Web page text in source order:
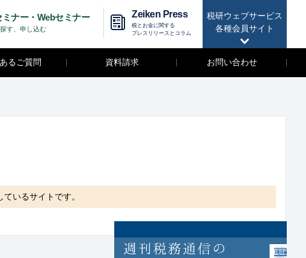
税研ウェブサービス
各種会員サイト
ミナー・Webセミナー
す、申し込む
Zeiken Press
税とお金に関する
プレスリリースとコラム
るご質問 資料請求 お問い合わせ
いるサイトです。